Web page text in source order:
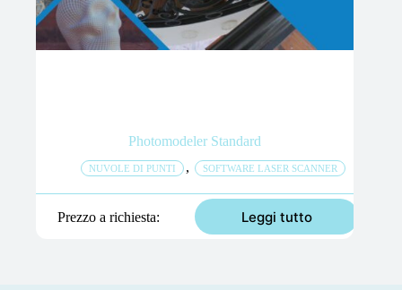
Photomodeler Standard
NUVOLE DI PUNTI , SOFTWARE LASER SCANNER
Prezzo a richiesta Leggi tutto